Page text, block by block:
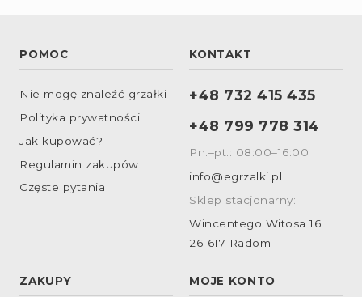
POMOC
Nie mogę znaleźć grzałki
Polityka prywatności
Jak kupować?
Regulamin zakupów
Częste pytania
ZAKUPY MOJE KONTO
KONTAKT
+48 732 415 435
+48 799 778 314
Pn.–pt.: 08:00–16:00
info@egrzalki.pl
Sklep stacjonarny:
Wincentego Witosa 16
26-617 Radom